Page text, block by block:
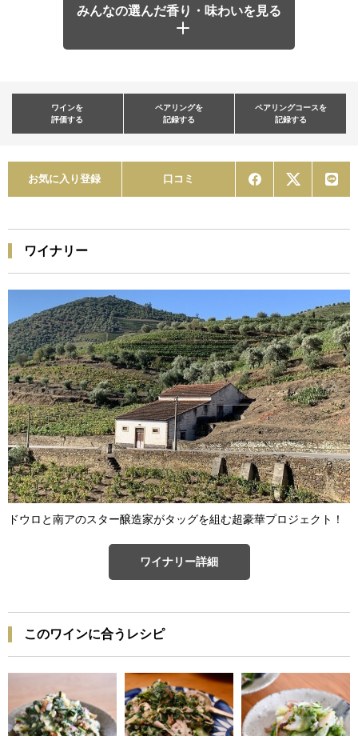
みんなの選んだ香り・味わいを見る
ワインを
評価する
ペアリングを
記録する
ペアリングコースを
記録する
お気に入り登録 口コミ
ワイナリー
ドウロと南アのスター醸造家がタッグを組む超豪華プロジェクト！
ワイナリー詳細
このワインに合うレシピ